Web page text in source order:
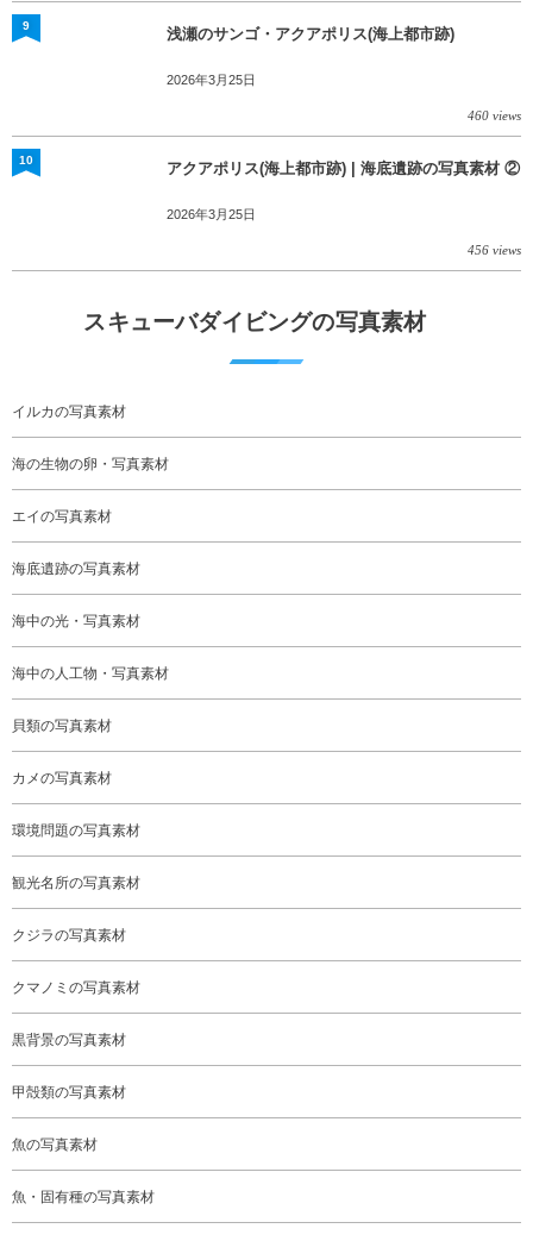
浅瀬のサンゴ・アクアポリス(海上都市跡)
2026年3月25日
460 views
9
アクアポリス(海上都市跡) | 海底遺跡の写真素材 ②
2026年3月25日
456 views
10
スキューバダイビングの写真素材
イルカの写真素材
海の生物の卵・写真素材
エイの写真素材
海底遺跡の写真素材
海中の光・写真素材
海中の人工物・写真素材
貝類の写真素材
カメの写真素材
環境問題の写真素材
観光名所の写真素材
クジラの写真素材
クマノミの写真素材
黒背景の写真素材
甲殻類の写真素材
魚の写真素材
魚・固有種の写真素材